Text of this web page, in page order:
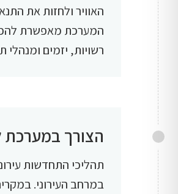
האוויר ולחזות את
המערכת מאפשרת
רשויות, יזמים ומנהלי
הצורך במערכת
תהליכי התחדשות
במרחב העירוני.